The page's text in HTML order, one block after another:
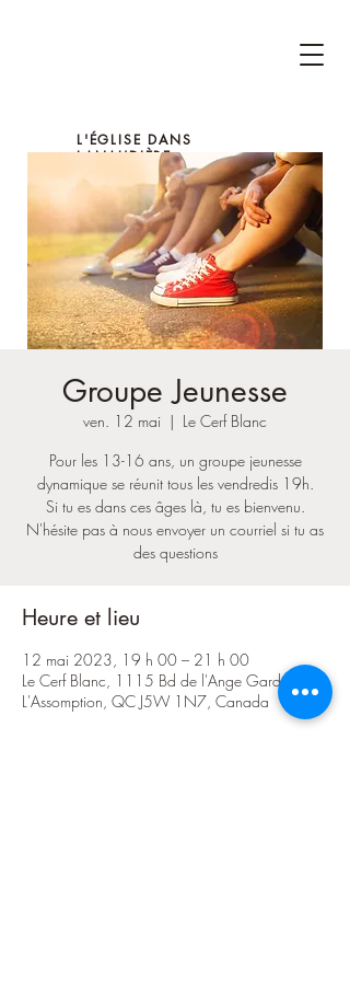
L'ÉGLISE DANS
LANAUDIÈRE
Groupe Jeunesse
ven. 12 mai
  |
Le Cerf Blanc
Pour les 13-16 ans, un groupe jeunesse
dynamique se réunit tous les vendredis 19h.
Si tu es dans ces âges là, tu es bienvenu.
N'hésite pas à nous envoyer un courriel si tu as
des questions
Heure et lieu
12 mai 2023, 19 h 00 – 21 h 00
Le Cerf Blanc, 1115 Bd de l'Ange Gardien N,
L'Assomption, QC J5W 1N7, Canada